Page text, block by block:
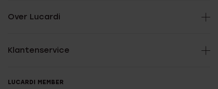
Over Lucardi
Klantenservice
LUCARDI MEMBER